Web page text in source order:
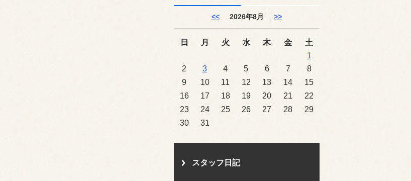
<< 2026年8月 >>
日 月 火 水 木 金
土
1
2
3 4 5 6 7
8
9
10 11 12 13 14
15
16
17 18 19 20 21
22
23
24 25 26 27 28
29
30
31
スタッフ日記